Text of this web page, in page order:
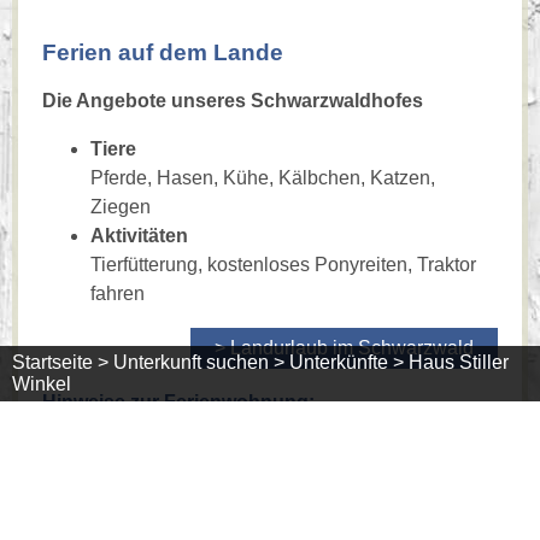
Ferien auf dem Lande
Die Angebote unseres Schwarzwaldhofes
Tiere
Pferde, Hasen, Kühe, Kälbchen, Katzen,
Ziegen
Aktivitäten
Tierfütterung, kostenloses Ponyreiten, Traktor
fahren
> Landurlaub im Schwarzwald
Hinweise zur Ferienwohnung:
Startseite > Unterkunft suchen > Unterkünfte > Haus Stiller
Winkel